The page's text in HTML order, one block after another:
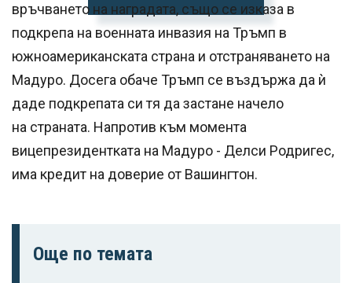
връчването на наградата, също се изказа в
подкрепа на военната инвазия на Тръмп в
южноамериканската страна и отстраняването на
Мадуро. Досега обаче Тръмп се въздържа да ѝ
даде подкрепата си тя да застане начело
на страната. Напротив към момента
вицепрезидентката на Мадуро - Делси Родригес,
има кредит на доверие от Вашингтон.
Още по темата